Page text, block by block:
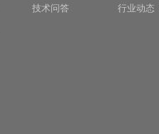
技术问答
行业动态